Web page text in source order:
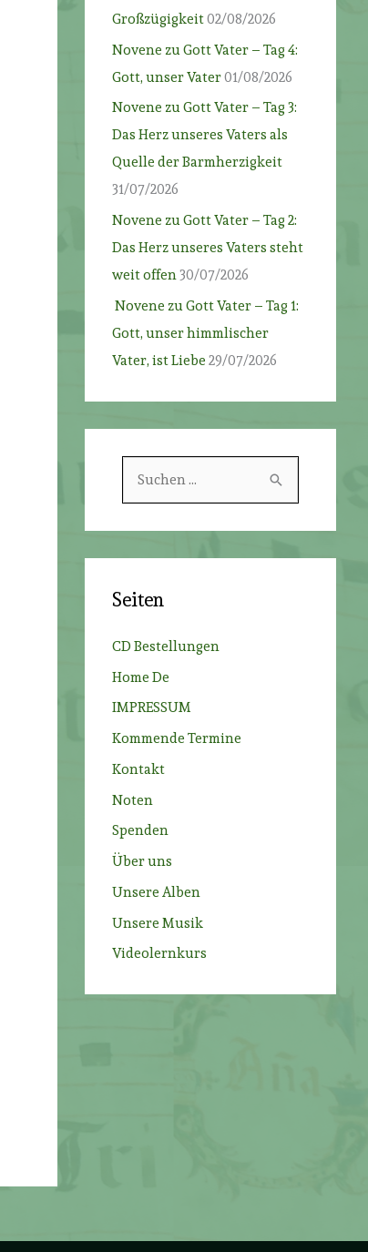
Großzügigkeit02/08/2026
Novene zu Gott Vater – Tag 4:
Gott, unser Vater01/08/2026
Novene zu Gott Vater – Tag 3:
Das Herz unseres Vaters als
Quelle der Barmherzigkeit
31/07/2026
Novene zu Gott Vater – Tag 2:
Das Herz unseres Vaters steht
weit offen30/07/2026
Novene zu Gott Vater – Tag 1:
Gott, unser himmlischer
Vater, ist Liebe 29/07/2026
n
h
:
Seiten
CD Bestellungen
Home De
IMPRESSUM
Kommende Termine
Kontakt
Noten
Spenden
Über uns
Unsere Alben
Unsere Musik
Videolernkurs